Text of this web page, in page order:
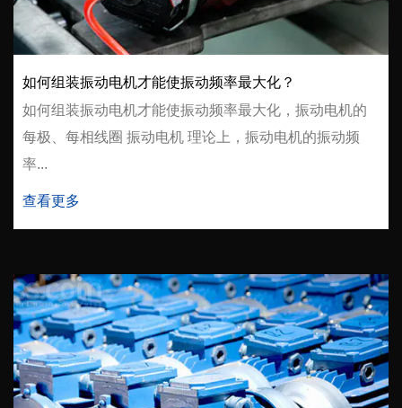
如何组装振动电机才能使振动频率最大化？
如何组装振动电机才能使振动频率最大化，振动电机的
每极、每相线圈 振动电机 理论上，振动电机的振动频
率...
查看更多